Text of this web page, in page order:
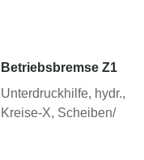
Betriebsbremse Z1
Unterdruckhilfe, hydr.,
Kreise-X, Scheiben/